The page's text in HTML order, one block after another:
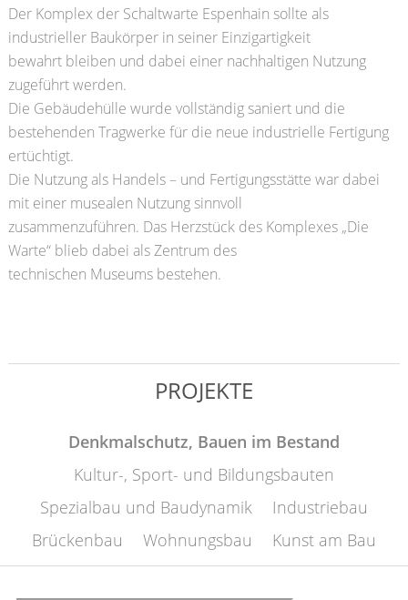
Der Komplex der Schaltwarte Espenhain sollte als
industrieller Baukörper in seiner Einzigartigkeit
bewahrt bleiben und dabei einer nachhaltigen Nutzung
zugeführt werden.
Die Gebäudehülle wurde vollständig saniert und die
bestehenden Tragwerke für die neue industrielle Fertigung
ertüchtigt.
Die Nutzung als Handels – und Fertigungsstätte war dabei
mit einer musealen Nutzung sinnvoll
zusammenzuführen. Das Herzstück des Komplexes „Die
Warte“ blieb dabei als Zentrum des
technischen Museums bestehen.
PROJEKTE
Denkmalschutz, Bauen im Bestand
Kultur-, Sport- und Bildungsbauten
Spezialbau und Baudynamik
Industriebau
Brückenbau
Wohnungsbau Kunst am Bau